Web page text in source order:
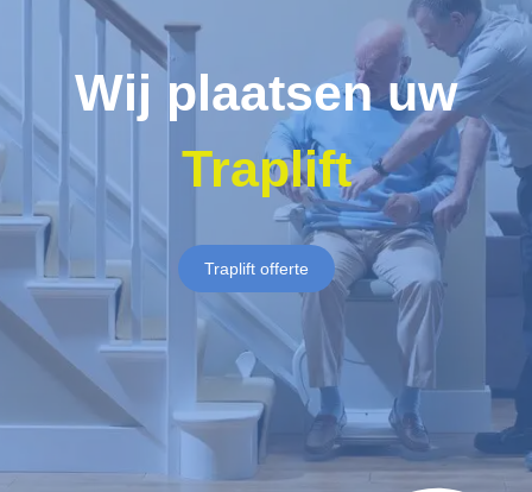
Wij plaatsen uw
Traplift
Traplift offerte